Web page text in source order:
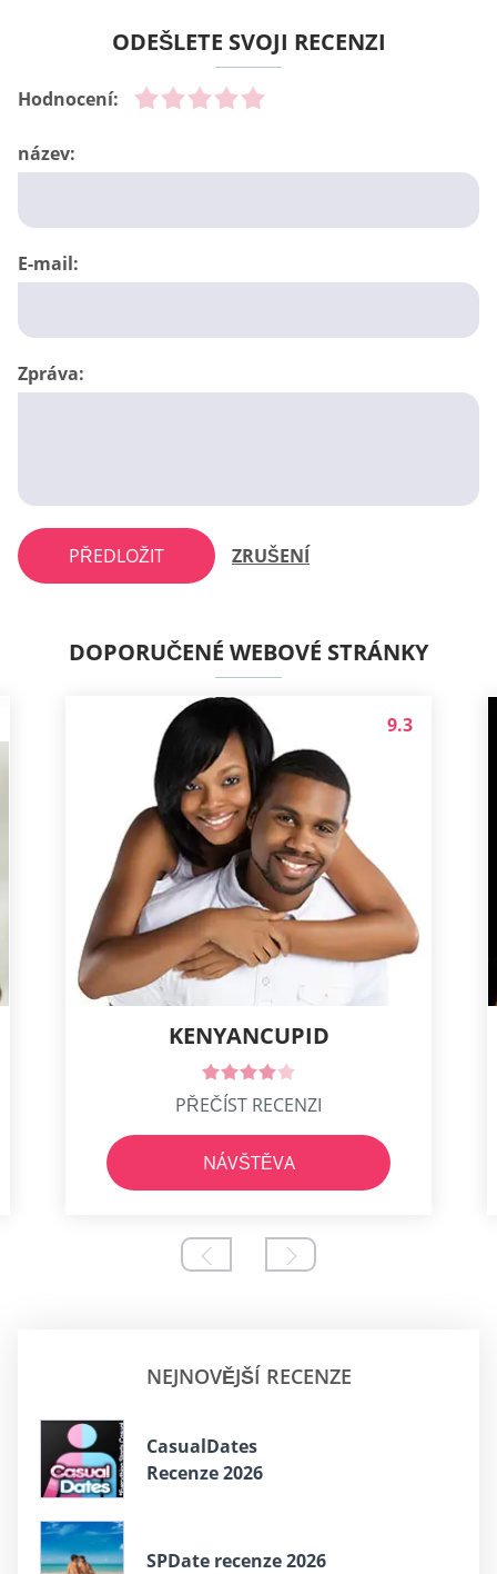
ODEŠLETE SVOJI RECENZI
Hodnocení:
název:
E-mail:
Zpráva:
PŘEDLOŽIT ZRUŠENÍ
DOPORUČENÉ WEBOVÉ STRÁNKY
KENYANCUPID
9.3
PŘEČÍST RECENZI
NÁVŠTĚVA
NEJNOVĚJŠÍ RECENZE
СasualDates
Recenze 2026
SPDate recenze 2026